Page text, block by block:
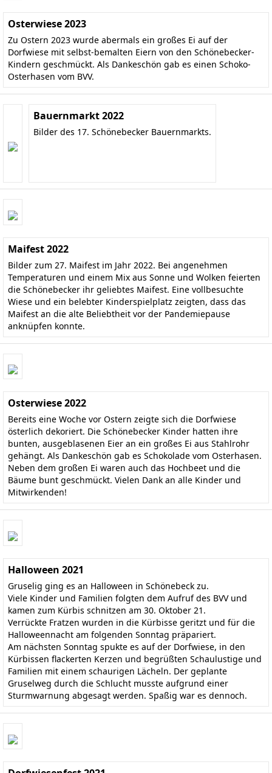
Osterwiese 2023
Zu Ostern 2023 wurde abermals ein großes Ei auf der
Dorfwiese mit selbst-bemalten Eiern von den Schönebecker-
Kindern geschmückt. Als Dankeschön gab es einen Schoko-
Osterhasen vom BVV.
Bauernmarkt 2022
Bilder des 17. Schönebecker Bauernmarkts.
Maifest 2022
Bilder zum 27. Maifest im Jahr 2022. Bei angenehmen
Temperaturen und einem Mix aus Sonne und Wolken feierten
die Schönebecker ihr geliebtes Maifest. Eine vollbesuchte
Wiese und ein belebter Kinderspielplatz zeigten, dass das
Maifest an die alte Beliebtheit vor der Pandemiepause
anknüpfen konnte.
Osterwiese 2022
Bereits eine Woche vor Ostern zeigte sich die Dorfwiese
österlich dekoriert. Die Schönebecker Kinder hatten ihre
bunten, ausgeblasenen Eier an ein großes Ei aus Stahlrohr
gehängt. Als Dankeschön gab es Schokolade vom Osterhasen.
Neben dem großen Ei waren auch das Hochbeet und die
Bäume bunt geschmückt. Vielen Dank an alle Kinder und
Mitwirkenden!
Halloween 2021
Gruselig ging es an Halloween in Schönebeck zu.
Viele Kinder und Familien folgten dem Aufruf des BVV und
kamen zum Kürbis schnitzen am 30. Oktober 21.
Verrückte Fratzen wurden in die Kürbisse geritzt und für die
Halloweennacht am folgenden Sonntag präpariert.
Am nächsten Sonntag spukte es auf der Dorfwiese, in den
Kürbissen flackerten Kerzen und begrüßten Schaulustige und
Familien mit einem schaurigen Lächeln. Der geplante
Gruselweg durch die Schlucht musste aufgrund einer
Sturmwarnung abgesagt werden. Spaßig war es dennoch.